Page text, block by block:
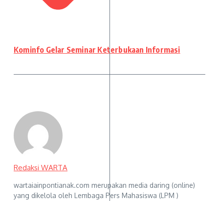
Kominfo Gelar Seminar Keterbukaan Informasi
Redaksi WARTA
wartaiainpontianak.com merupakan media daring (online)
yang dikelola oleh Lembaga Pers Mahasiswa (LPM )